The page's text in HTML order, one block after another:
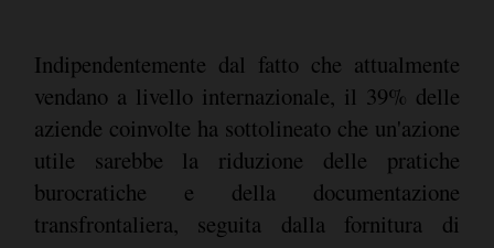
Indipendentemente dal fatto che attualmente
vendano a livello internazionale, il 39% delle
aziende coinvolte ha sottolineato che un'azione
utile sarebbe la riduzione delle pratiche
burocratiche e della documentazione
transfrontaliera, seguita dalla fornitura di